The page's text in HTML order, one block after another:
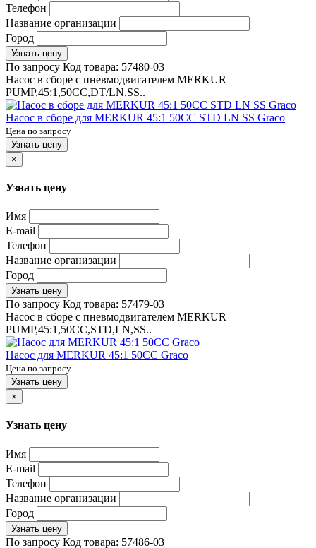
Телефон
Название организации
Город
Узнать цену
По запросу Код товара: 57480-03
Насос в сборе с пневмодвигателем MERKUR
PUMP,45:1,50CC,DT/LN,SS..
Насос в сборе для MERKUR 45:1 50CC STD LN SS Graco
Цена по запросу
Узнать цену
×
Узнать цену
Имя
E-mail
Телефон
Название организации
Город
Узнать цену
По запросу Код товара: 57479-03
Насос в сборе с пневмодвигателем MERKUR
PUMP,45:1,50CC,STD,LN,SS..
Насос для MERKUR 45:1 50CC Graco
Цена по запросу
Узнать цену
×
Узнать цену
Имя
E-mail
Телефон
Название организации
Город
Узнать цену
По запросу Код товара: 57486-03